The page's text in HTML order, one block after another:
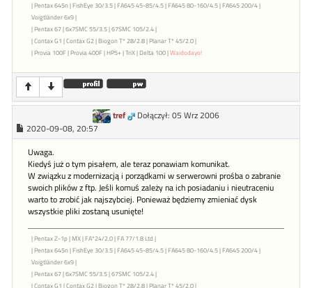
| Pentax 645n | FishEye 30/3.5 | FA645 45-85/4.5 | FA645 80-160/4.5 | FA645 200/4 |
Voigtländer 6x9 |
| Pentax 67 | 6x7SMC 55/3.5 | 67SMC 105/2.4 |
| Contax G1 | Contax G2 | Biogon T* 28/2.8 | Planar T* 45/2.0 |
| Provia 100F | Provia 400F | HP5+ | TriX | Delta 100 |Waidodayo!
tref
Dołączył: 05 Wrz 2006
2020-09-08, 20:57
Uwaga.
Kiedyś już o tym pisałem, ale teraz ponawiam komunikat.
W związku z modernizacją i porządkami w serwerowni prośba o zabranie
swoich plików z ftp. Jeśli komuś zależy na ich posiadaniu i nieutraceniu
warto to zrobić jak najszybciej. Ponieważ będziemy zmieniać dysk
wszystkie pliki zostaną usunięte!
| Pentax Z-1p | MX | FA*24/2.0 | FA 77/1.8 Ltd |
| Pentax 645n | FishEye 30/3.5 | FA645 45-85/4.5 | FA645 80-160/4.5 | FA645 200/4 |
Voigtländer 6x9 |
| Pentax 67 | 6x7SMC 55/3.5 | 67SMC 105/2.4 |
| Contax G1 | Contax G2 | Biogon T* 28/2.8 | Planar T* 45/2.0 |